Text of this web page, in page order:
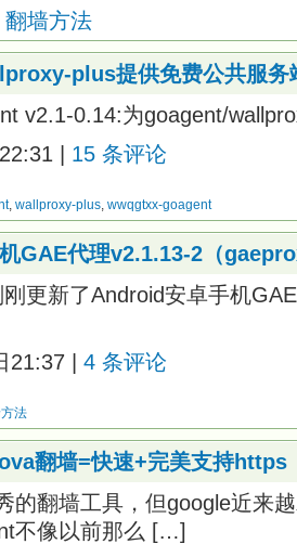
翻墙方法
plus提供免费公共服务
v2.1-0.14:为goagent/
| 15 条评论
, wallproxy-plus, wwqgtxx-goagent
GAE代理v2.1.13-2（
更新了Android安卓手机
21:37 | 4 条评论
法
翻墙=快速+完美支持https
的翻墙工具，但google近来
不像以前那么 […]